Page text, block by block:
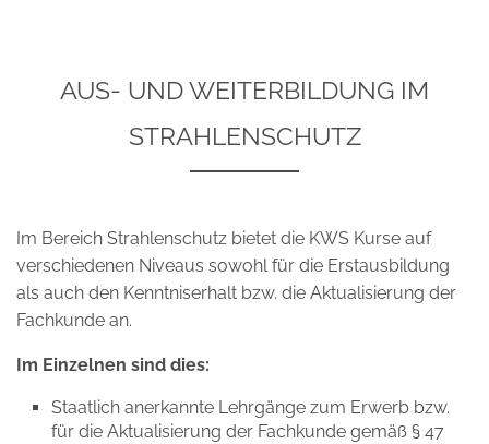
AUS- UND WEITERBILDUNG IM
STRAHLENSCHUTZ
Im Bereich Strahlenschutz bietet die KWS Kurse auf
verschiedenen Niveaus sowohl für die Erstausbildung
als auch den Kenntniserhalt bzw. die Aktualisierung der
Fachkunde an.
Im Einzelnen sind dies:
Staatlich anerkannte Lehrgänge zum Erwerb bzw.
für die Aktualisierung der Fachkunde gemäß § 47